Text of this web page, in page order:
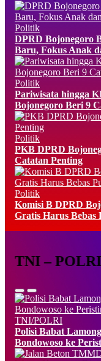
Politik
DPRD Bojonegoro
Baru, Fokus Anak
Politik
Pariwisata hingga
Bojonegoro Beri 9
Politik
PKB DPRD
Catatan Penting
Politik
Komisi B DPRD
Gratis Harus Bebas
TNI – POLRI
TNI/POLRI
Polisi Babat
Bondowoso ke